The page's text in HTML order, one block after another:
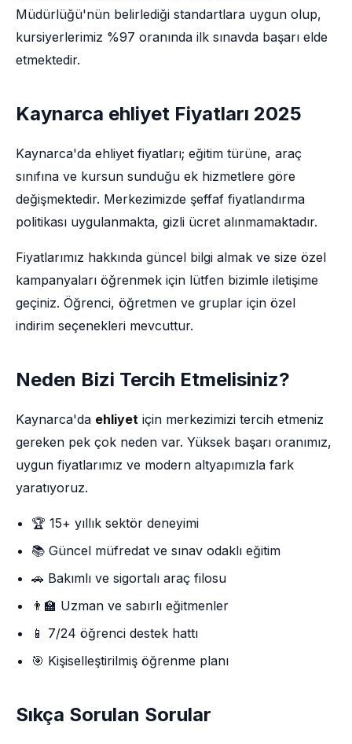
Müdürlüğü'nün belirlediği standartlara uygun olup,
kursiyerlerimiz %97 oranında ilk sınavda başarı elde
etmektedir.
Kaynarca ehliyet Fiyatları 2025
Kaynarca'da ehliyet fiyatları; eğitim türüne, araç
sınıfına ve kursun sunduğu ek hizmetlere göre
değişmektedir. Merkezimizde şeffaf fiyatlandırma
politikası uygulanmakta, gizli ücret alınmamaktadır.
Fiyatlarımız hakkında güncel bilgi almak ve size özel
kampanyaları öğrenmek için lütfen bizimle iletişime
geçiniz. Öğrenci, öğretmen ve gruplar için özel
indirim seçenekleri mevcuttur.
Neden Bizi Tercih Etmelisiniz?
Kaynarca'da ehliyet için merkezimizi tercih etmeniz
gereken pek çok neden var. Yüksek başarı oranımız,
uygun fiyatlarımız ve modern altyapımızla fark
yaratıyoruz.
🏆 15+ yıllık sektör deneyimi
📚 Güncel müfredat ve sınav odaklı eğitim
🚗 Bakımlı ve sigortalı araç filosu
👨‍🏫 Uzman ve sabırlı eğitmenler
📱 7/24 öğrenci destek hattı
🎯 Kişiselleştirilmiş öğrenme planı
Sıkça Sorulan Sorular